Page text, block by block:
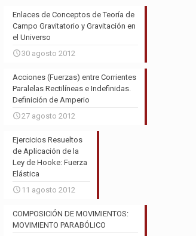
Enlaces de Conceptos de Teoría de
Campo Gravitatorio y Gravitación en
el Universo
30 agosto 2012
Acciones (Fuerzas) entre Corrientes
Paralelas Rectilíneas e Indefinidas.
Definición de Amperio
27 agosto 2012
Ejercicios Resueltos
de Aplicación de la
Ley de Hooke: Fuerza
Elástica
11 agosto 2012
COMPOSICIÓN DE MOVIMIENTOS:
MOVIMIENTO PARABÓLICO